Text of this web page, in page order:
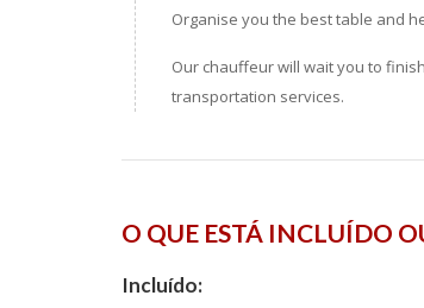
Organise you the best table and
Our chauffeur will wait you to
transportation services.
O QUE ESTÁ INCLUÍDO
Incluído: